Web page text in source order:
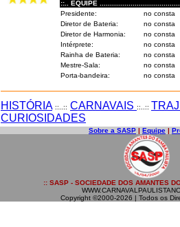
::.. EQUIPE
Presidente:
no consta
Diretor de Bateria:
no consta
Diretor de Harmonia:
no consta
Intérprete:
no consta
Rainha de Bateria:
no consta
Mestre-Sala:
no consta
Porta-bandeira:
no consta
HISTÓRIA ::..:: CARNAVAIS ::..::
CURIOSIDADES
Sobre a SASP | Equipe |
:: SASP - SOCIEDADE DOS AMANTES
Copyright ©2000-2026 | Todos os